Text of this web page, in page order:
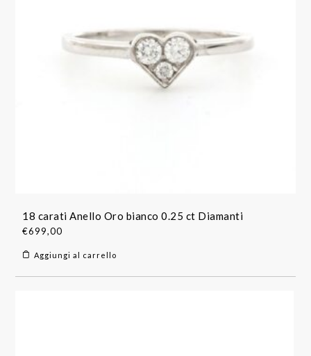
18 carati Anello Oro bianco 0.25 ct Diamanti
€699,00
Aggiungi al carrello